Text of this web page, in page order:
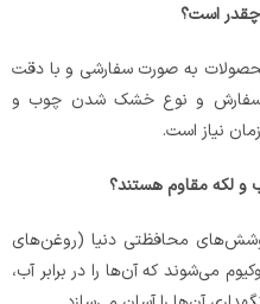
چقدر است؟
به صورت سفارشی و با دقت
سفارش و نوع خشک شدن چوب و
و لکه مقاوم هستند؟
محافظتی دنیا (روغن‌های
می‌شوند که آن‌ها را در برابر آب،